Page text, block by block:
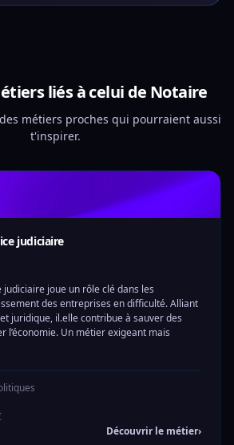
liés à celui de Notaire
métiers proches qui pourraient aussi
t'inspirer.
judiciaire
judiciaire joue un rôle clé dans les
des entreprises en difficulté. Alliant
juridique, il.elle contribue à sauver des
l’économie. Un métier exigeant mais
Découvrir le métier›